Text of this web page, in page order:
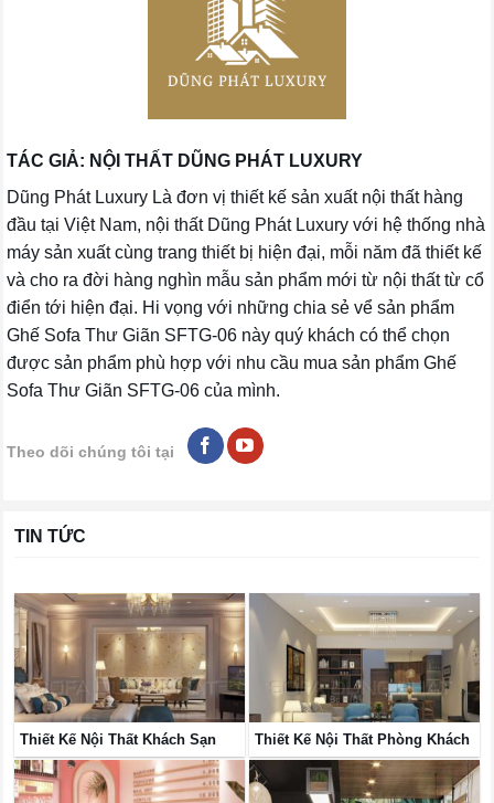
TÁC GIẢ: NỘI THẤT DŨNG PHÁT LUXURY
Dũng Phát Luxury Là đơn vị thiết kế sản xuất nội thất hàng
đầu tại Việt Nam, nội thất Dũng Phát Luxury với hệ thống nhà
máy sản xuất cùng trang thiết bị hiện đại, mỗi năm đã thiết kế
và cho ra đời hàng nghìn mẫu sản phẩm mới từ nội thất từ cổ
điển tới hiện đại. Hi vọng với những chia sẻ vể sản phẩm
Ghế Sofa Thư Giãn SFTG-06 này quý khách có thể chọn
được sản phẩm phù hợp với nhu cầu mua sản phẩm Ghế
Sofa Thư Giãn SFTG-06 của mình.
Theo dõi chúng tôi tại
TIN TỨC
Thiết Kế Nội Thất Khách Sạn Thiết Kế Nội Thất Phòng Khách